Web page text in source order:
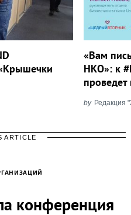
«Вам
НКО»: к
by Редакция
ARTICLE
конференция